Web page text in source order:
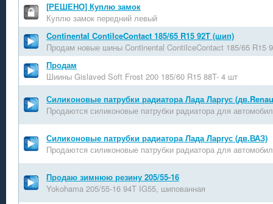
[РЕШЕНО] Куплю замок
Куплю замок передний левый
Continental ContiIceContact 185/65 R15 92T (шип)
Продам новые шины Continental ContiIceContact 185/65 R15
Продам
Шиины Gislaved Soft Frost 200 185/60 R15 88T- 4 шт
Силиконовые патрубки радиатора Лада Ларгус
Продаются силиконовые патрубки радиатора для
Силиконовые патрубки радиатора Лада Ларгус (дв.ВАЗ)
Продаются силиконовые патрубки радиатора для
Продаю зимнюю резину 205/55-16
Yokohama 205/55-16 94T IG55, шипованная